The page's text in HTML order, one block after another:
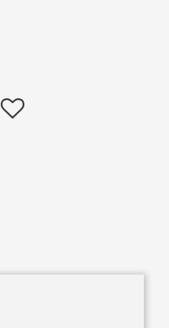
Lägg till i favoriter